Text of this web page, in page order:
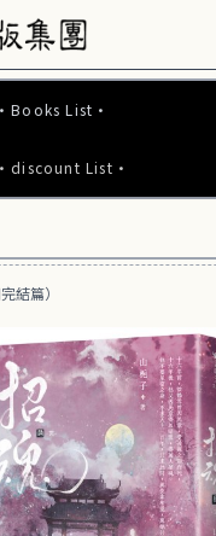
·Books List·
·discount List·
寶小說系列全圖鑑書展
高寶小說系列全圖鑑書展
寶小說系列全圖鑑書展
結篇）